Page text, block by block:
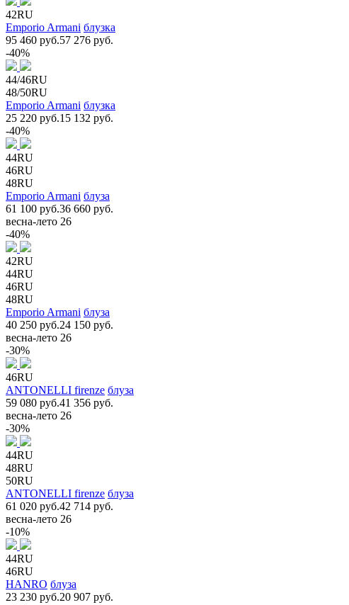
42RU
Emporio Armani блузка
95 460 руб.57 276 руб.
-40%
44/46RU
48/50RU
Emporio Armani блузка
25 220 руб.15 132 руб.
-40%
44RU
46RU
48RU
Emporio Armani блуза
61 100 руб.36 660 руб.
весна-лето 26
-40%
42RU
44RU
46RU
48RU
Emporio Armani блуза
40 250 руб.24 150 руб.
весна-лето 26
-30%
46RU
ANTONELLI firenze блуза
59 080 руб.41 356 руб.
весна-лето 26
-30%
44RU
48RU
50RU
ANTONELLI firenze блуза
61 020 руб.42 714 руб.
весна-лето 26
-10%
44RU
46RU
HANRO блуза
23 230 руб.20 907 руб.